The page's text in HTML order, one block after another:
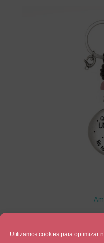
Utilizamos cookies para optimizar